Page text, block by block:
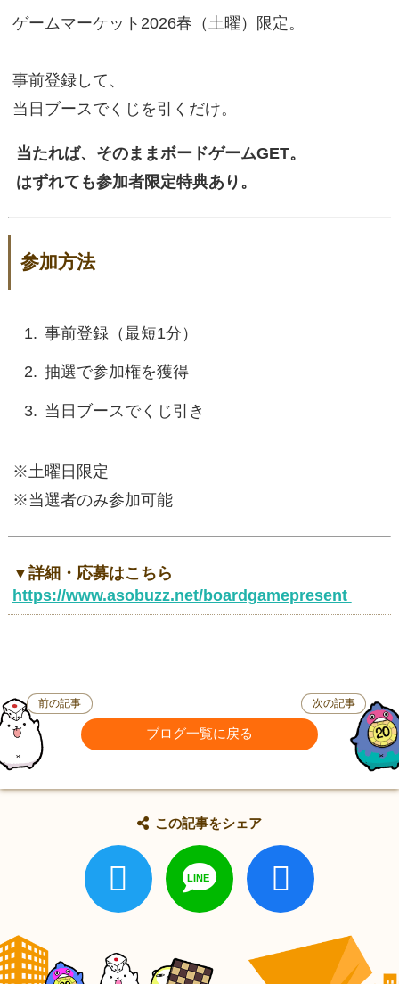
ゲームマーケット2026春（土曜）限定。
事前登録して、
当日ブースでくじを引くだけ。
当たれば、そのままボードゲームGET。
はずれても参加者限定特典あり。
参加方法
事前登録（最短1分）
抽選で参加権を獲得
当日ブースでくじ引き
※土曜日限定
※当選者のみ参加可能
▼詳細・応募はこちら
https://www.asobuzz.net/boardgamepresent
前の記事
ブログ一覧に戻る
次の記事
この記事をシェア